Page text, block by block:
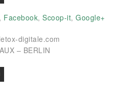
Facebook, Scoop-it, Google+
digitale.com
– BERLIN